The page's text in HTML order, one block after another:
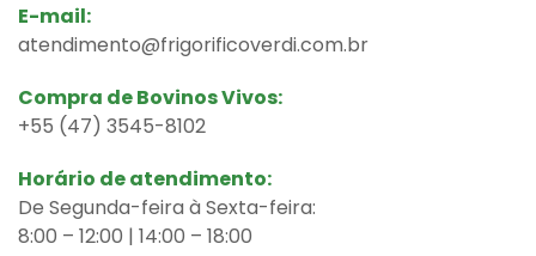
E-mail:
atendimento@frigorificoverdi.com.br
Compra de Bovinos Vivos:
+55 (47) 3545-8102
Horário de atendimento:
De Segunda-feira à Sexta-feira:
8:00 – 12:00 | 14:00 – 18:00